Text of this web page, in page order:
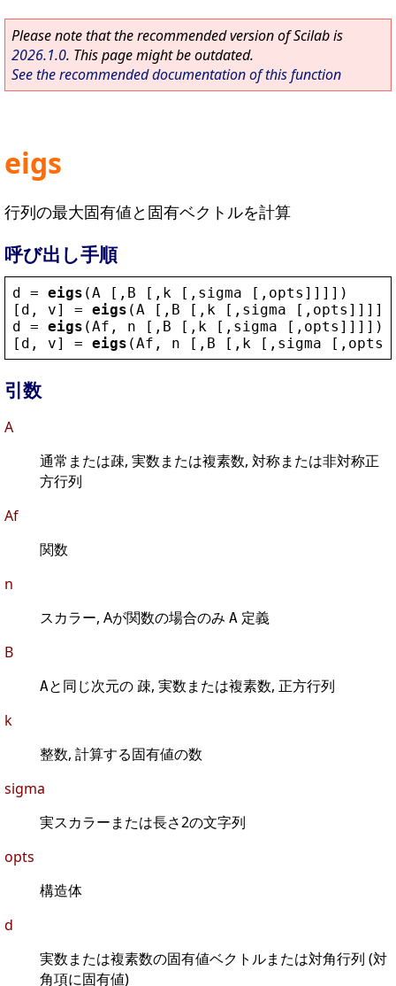
Please note that the recommended version of Scilab is
2026.1.0. This page might be outdated.
See the recommended documentation of this function
eigs
行列の最大固有値と固有ベクトルを計算
呼び出し手順
d = eigs (A [, B [, k [, sigma [, opts ]]]])
[ d , v] = eigs (A [, B [, k [, sigma [, opts ]]]])
d = eigs (Af , n [, B [, k [, sigma [, opts ]]]])
[ d , v] = eigs (Af , n [, B [, k [, sigma [, opts
引数
A
通常または疎, 実数または複素数, 対称または非対称正
方行列
Af
関数
n
スカラー, Aが関数の場合のみ A 定義
B
Aと同じ次元の 疎, 実数または複素数, 正方行列
k
整数, 計算する固有値の数
sigma
実スカラーまたは長さ2の文字列
opts
構造体
d
実数または複素数の固有値ベクトルまたは対角行列 (対
角項に固有値)